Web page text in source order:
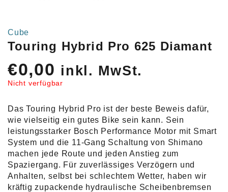
Cube
Touring Hybrid Pro 625 Diamant
€0,00 inkl. MwSt.
Nicht verfügbar
Das Touring Hybrid Pro ist der beste Beweis dafür,
wie vielseitig ein gutes Bike sein kann. Sein
leistungsstarker Bosch Performance Motor mit Smart
System und die 11-Gang Schaltung von Shimano
machen jede Route und jeden Anstieg zum
Spaziergang. Für zuverlässiges Verzögern und
Anhalten, selbst bei schlechtem Wetter, haben wir
kräftig zupackende hydraulische Scheibenbremsen